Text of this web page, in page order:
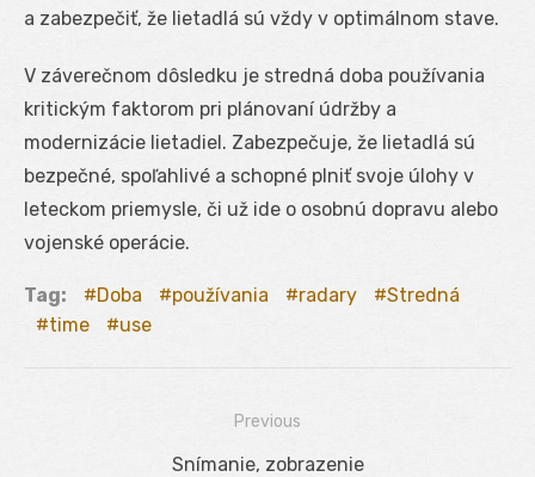
a zabezpečiť, že lietadlá sú vždy v optimálnom stave.
V záverečnom dôsledku je stredná doba používania
kritickým faktorom pri plánovaní údržby a
modernizácie lietadiel. Zabezpečuje, že lietadlá sú
bezpečné, spoľahlivé a schopné plniť svoje úlohy v
leteckom priemysle, či už ide o osobnú dopravu alebo
vojenské operácie.
Tag: Doba používania radary
Stredná
time
use
Navigácia
Previous
Previous
Snímanie, zobrazenie